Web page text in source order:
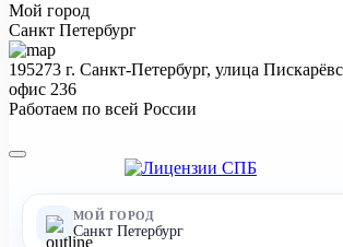
Мой город
Санкт Петербург
195273 г. Санкт-Петербург, улица
офис 236
Работаем по всей России
МОЙ ГОРОД
Санкт Петербург